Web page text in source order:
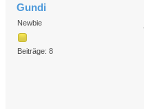
Gundi
Newbie
Beiträge: 8